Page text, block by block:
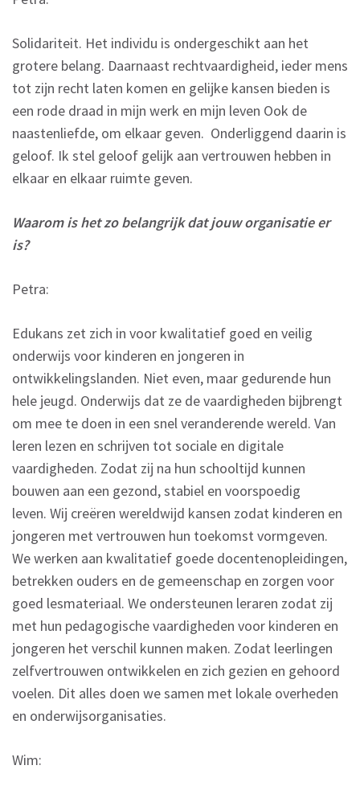
Solidariteit. Het individu is ondergeschikt aan het
grotere belang. Daarnaast rechtvaardigheid, ieder mens
tot zijn recht laten komen en gelijke kansen bieden is
een rode draad in mijn werk en mijn leven Ook de
naastenliefde, om elkaar geven. Onderliggend daarin is
geloof. Ik stel geloof gelijk aan vertrouwen hebben in
elkaar en elkaar ruimte geven.
Waarom is het zo belangrijk dat jouw organisatie er
is?
Petra:
Edukans zet zich in voor kwalitatief goed en veilig
onderwijs voor kinderen en jongeren in
ontwikkelingslanden. Niet even, maar gedurende hun
hele jeugd. Onderwijs dat ze de vaardigheden bijbrengt
om mee te doen in een snel veranderende wereld. Van
leren lezen en schrijven tot sociale en digitale
vaardigheden. Zodat zij na hun schooltijd kunnen
bouwen aan een gezond, stabiel en voorspoedig
leven. Wij creëren wereldwijd kansen zodat kinderen en
jongeren met vertrouwen hun toekomst vormgeven.
We werken aan kwalitatief goede docentenopleidingen,
betrekken ouders en de gemeenschap en zorgen voor
goed lesmateriaal. We ondersteunen leraren zodat zij
met hun pedagogische vaardigheden voor kinderen en
jongeren het verschil kunnen maken. Zodat leerlingen
zelfvertrouwen ontwikkelen en zich gezien en gehoord
voelen. Dit alles doen we samen met lokale overheden
en onderwijsorganisaties.
Wim: